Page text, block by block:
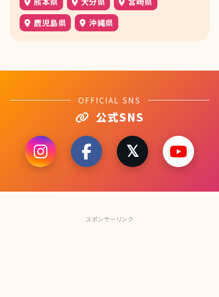
鹿児島県
沖縄県
OFFICIAL SNS
公式SNS
スポンサーリンク